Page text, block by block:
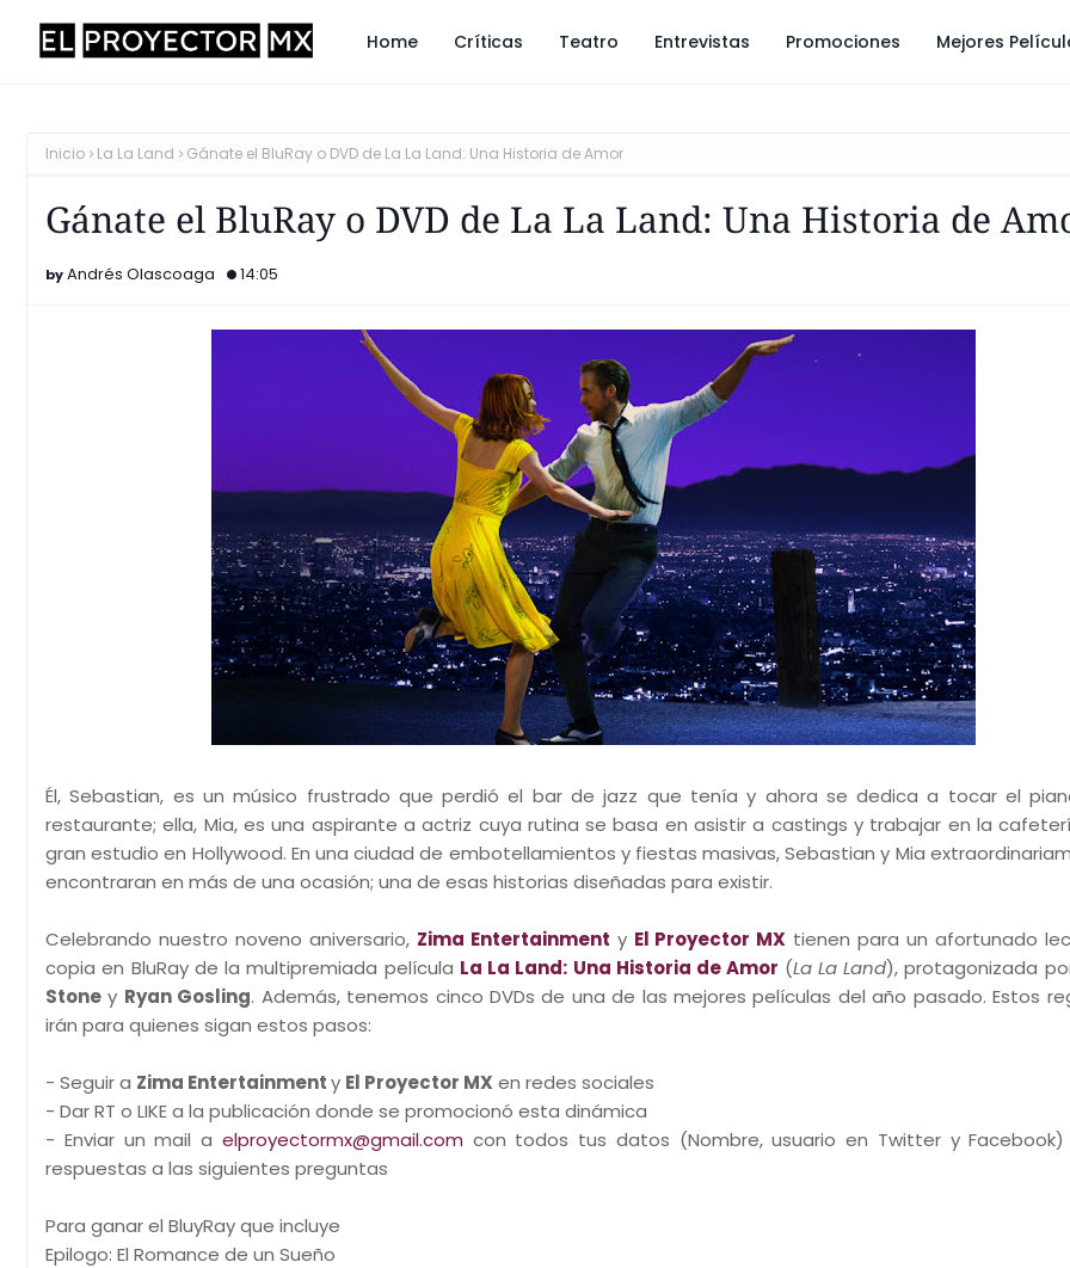
Home Críticas Teatro Entrevistas Promociones Mejores
Inicio La La Land Gánate el BluRay o DVD de La La Land: Una Historia de Amor
Gánate el BluRay o DVD de La La Land: Una Historia de
Andrés Olascoaga 14:05
Él, Sebastian, es un músico frustrado que perdió el bar de jazz que tenía y ahora se dedica a tocar el
restaurante; ella, Mia, es una aspirante a actriz cuya rutina se basa en asistir a castings y trabajar en la
gran estudio en Hollywood. En una ciudad de embotellamientos y fiestas masivas, Sebastian y Mia
encontraran en más de una ocasión; una de esas historias diseñadas para existir.
Celebrando nuestro noveno aniversario, Zima Entertainment y El Proyector MX tienen para un afortunado
copia en BluRay de la multipremiada película La La Land: Una Historia de Amor (La La Land), protagonizada
Stone y Ryan Gosling. Además, tenemos cinco DVDs de una de las mejores películas del año pasado. Estos
irán para quienes sigan estos pasos:
- Seguir a Zima Entertainmenty El Proyector MX en redes sociales
- Dar RT o LIKE a la publicación donde se promocionó esta dinámica
- Enviar un mail a elproyectormx@gmail.com con todos tus datos (Nombre, usuario en Twitter y
respuestas a las siguientes preguntas
Para ganar el BluyRay que incluye
Epilogo: El Romance de un Sueño